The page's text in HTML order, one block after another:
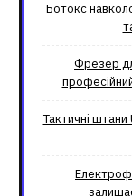
Ботокс
Фрезер
Тактичні штани